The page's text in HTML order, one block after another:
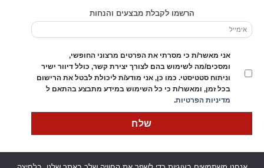
הרשמו לקבלת מבצעים והנחות
אני מאשר/ת כי מסרתי את הפרטים מרצוני החופשי,
ומסכים/מה לשימוש בהם לצורך יצירת קשר, כולל דיוור ישיר
וניתוח סטטיסטי. כמו כן, אני מודע/ת ליכולת לבטל את הרישום
בכל זמן, ומאשר/ת כי כל השימוש במידע מתבצע בהתאם ל
מדיניות הפרטיות.